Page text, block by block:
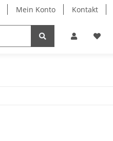
Mein Konto Kontakt
PVC Kartendrucker & Zubehör